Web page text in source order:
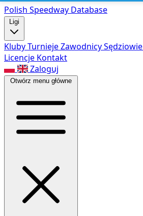
Polish Speedway Database
Ligi
KlubyTurniejeZawodnicySędziowie
Licencje Kontakt
Zaloguj
Otwórz menu główne